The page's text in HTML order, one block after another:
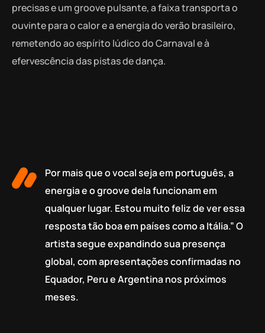
precisas e um groove pulsante, a faixa transporta o
ouvinte para o calor e a energia do verão brasileiro,
remetendo ao espírito lúdico do Carnaval e à
efervescência das pistas de dança.
Por mais que o vocal seja em português, a
energia e o groove dela funcionam em
qualquer lugar. Estou muito feliz de ver essa
resposta tão boa em países como a Itália.” O
artista segue expandindo sua presença
global, com apresentações confirmadas no
Equador, Peru e Argentina nos próximos
meses.